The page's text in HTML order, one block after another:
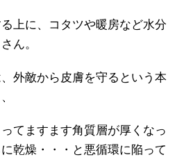
上に、コタツや暖房など水分
ん。
外敵から皮膚を守るという本
てますます角質層が厚くなっ
乾燥・・・と悪循環に陥って